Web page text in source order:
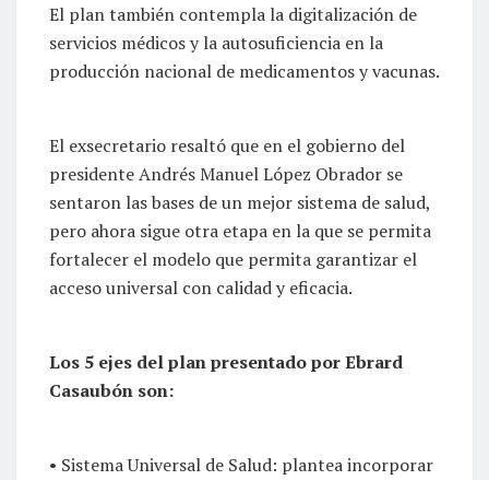
El plan también contempla la digitalización de
servicios médicos y la autosuficiencia en la
producción nacional de medicamentos y vacunas.
El exsecretario resaltó que en el gobierno del
presidente Andrés Manuel López Obrador se
sentaron las bases de un mejor sistema de salud,
pero ahora sigue otra etapa en la que se permita
fortalecer el modelo que permita garantizar el
acceso universal con calidad y eficacia.
Los 5 ejes del plan presentado por Ebrard
Casaubón son:
• Sistema Universal de Salud: plantea incorporar